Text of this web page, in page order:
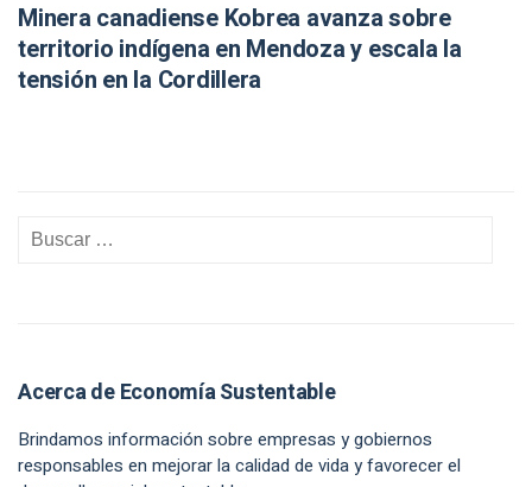
Minera canadiense Kobrea avanza sobre
territorio indígena en Mendoza y escala la
tensión en la Cordillera
Acerca de Economía Sustentable
Brindamos información sobre empresas y gobiernos
responsables en mejorar la calidad de vida y favorecer el